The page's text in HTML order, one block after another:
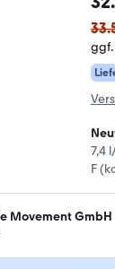
ggf.
7,4
F
Movement GmbH